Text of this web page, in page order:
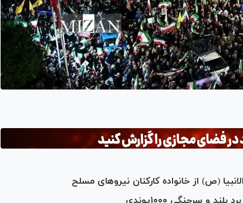
(ص) از خانواده کارکنان نیرو‌های مسلح
و سرجنگی ۱۰۰۰پوندی